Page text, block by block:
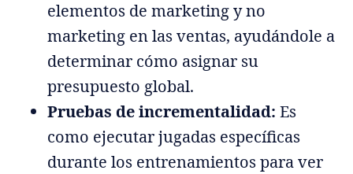
elementos de marketing y no
marketing en las ventas, ayudándole a
determinar cómo asignar su
presupuesto global.
Pruebas de incrementalidad: Es
como ejecutar jugadas específicas
durante los entrenamientos para ver